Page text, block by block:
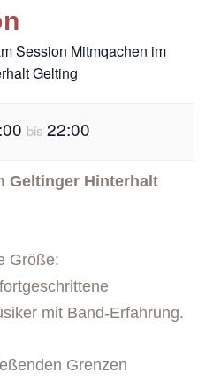
bis 22:00
Geltinger Hinterhalt
Größe:
mit Band-Erfahrung.
Grenzen